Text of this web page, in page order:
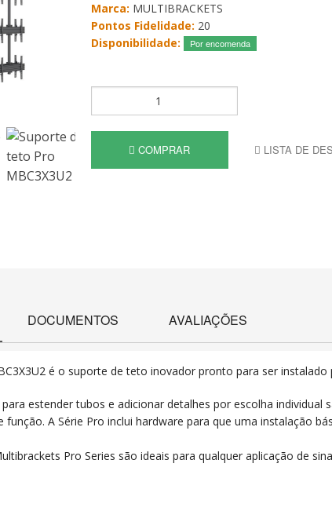
Marca: MULTIBRACKETS
Pontos Fidelidade: 20
Disponibilidade:
Por encomenda
COMPRAR LISTA DE
DOCUMENTOS AVALIAÇÕES
é o suporte de teto inovador pronto para ser instalado
estender tubos e adicionar detalhes por escolha
A Série Pro inclui hardware para que uma instalação
Pro Series são ideais para qualquer aplicação de